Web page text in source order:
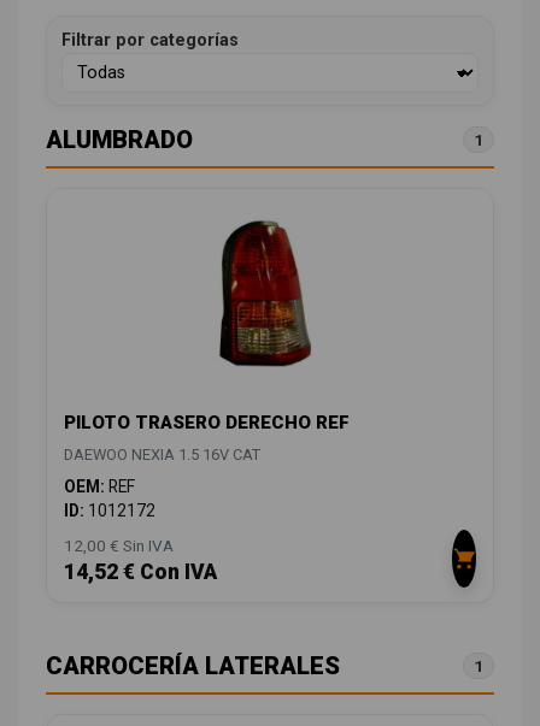
Filtrar por categorías
ALUMBRADO 1
PILOTO TRASERO DERECHO REF
DAEWOO NEXIA 1.5 16V CAT
OEM: REF
ID: 1012172
12,00 € Sin IVA
14,52 € Con IVA
CARROCERÍA LATERALES 1